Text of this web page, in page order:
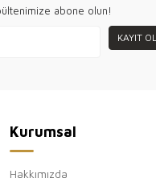
abone olun!
KAYIT OL
Kurumsal
Hakkımızda